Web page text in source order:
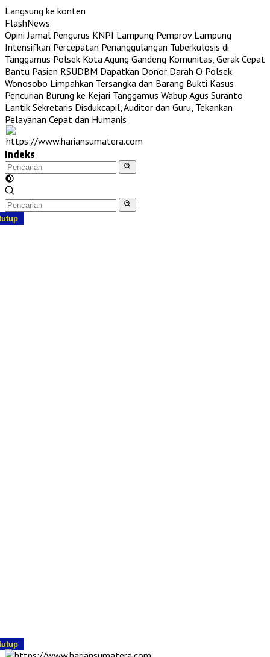
Langsung ke konten
FlashNews
Opini Jamal Pengurus KNPI Lampung Pemprov Lampung
Intensifkan Percepatan Penanggulangan Tuberkulosis di
Tanggamus Polsek Kota Agung Gandeng Komunitas, Gerak Cepat
Bantu Pasien RSUDBM Dapatkan Donor Darah O Polsek
Wonosobo Limpahkan Tersangka dan Barang Bukti Kasus
Pencurian Burung ke Kejari Tanggamus Wabup Agus Suranto
Lantik Sekretaris Disdukcapil, Auditor dan Guru, Tekankan
Pelayanan Cepat dan Humanis
Indeks